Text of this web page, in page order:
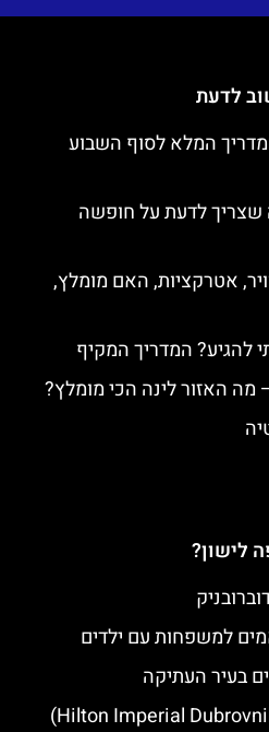
לדעת
המלא לסוף השבוע
שצריך לדעת על חופשה
אטרקציות, האם מומלץ,
להגיע? המדריך המקיף
מה האזור לינה הכי מומלץ?
לישון?
למשפחות עם ילדים
בעיר העתיקה